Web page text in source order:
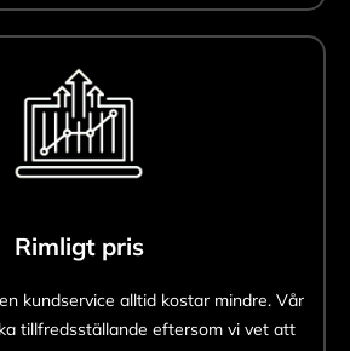
Rimligt pris
kundservice alltid kostar mindre. Vår
tillfredsställande eftersom vi vet att